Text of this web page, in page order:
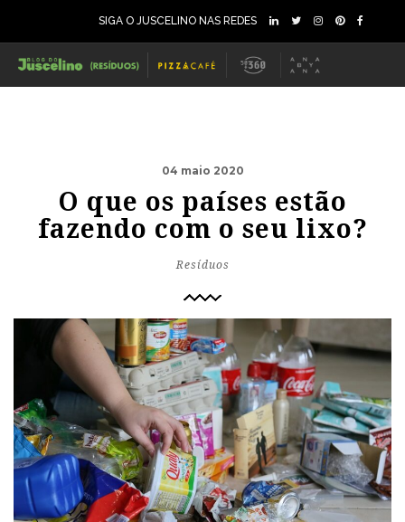
SIGA O JUSCELINO NAS REDES
04 maio 2020
O que os países estão
fazendo com o seu lixo?
Resíduos